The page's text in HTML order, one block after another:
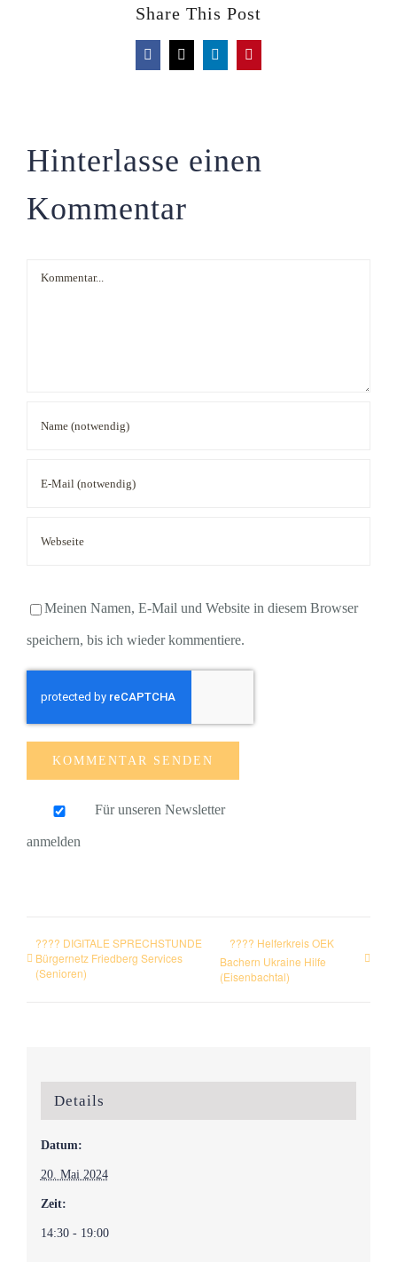
Share This Post
Facebook
X LinkedInPinterest
Hinterlasse einen
Kommentar
Kommentar
Meinen Namen, E-Mail und Website in diesem Browser
speichern, bis ich wieder kommentiere.
Für unseren Newsletter
anmelden
???? DIGITALE SPRECHSTUNDE
Bürgernetz Friedberg Services
(Senioren)
???? Helferkreis OEK
Bachern Ukraine Hilfe
(Eisenbachtal)
Details
Datum:
20. Mai 2024
Zeit:
14:30 - 19:00